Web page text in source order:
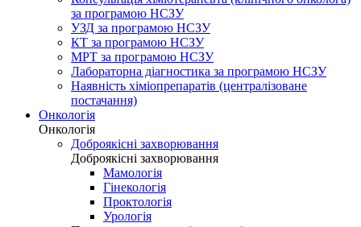
за програмою НСЗУ
УЗД за програмою НСЗУ
КТ за програмою НСЗУ
МРТ за програмою НСЗУ
Лабораторна діагностика за програмою НСЗУ
Наявність хіміопрепаратів (централізоване
постачання)
Онкологія
Онкологія
Доброякісні захворювання
Доброякісні захворювання
Мамологія
Гінекологія
Проктологія
Урологія